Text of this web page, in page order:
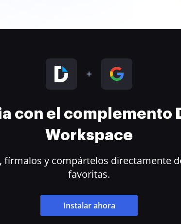
con el complemento
Workspace
fírmalos y compártelos directamente
favoritas.
Instalar ahora